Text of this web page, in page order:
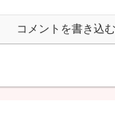
コメントを書き込む